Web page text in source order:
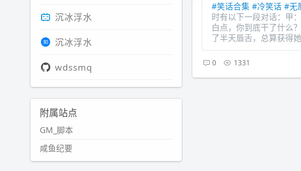
#笑话合集 #冷笑话 #无
时有以下一段对话：甲
白点，你到底干了什么
了半天唇舌，总算获得
0 1331
沉冰浮水
沉冰浮水
wdssmq
附属站点
GM_脚本
咸鱼纪要